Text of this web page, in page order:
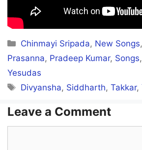
Vaarthaigal Thorkudhae
Theendalae Tharum Mozhi Neeyaa
Dhoorangal Ketkuthey
Kaadhalin Vazhithunai Neeya
Ezhuthidavaaaa…
Categories
Chinmayi Sripada, New Songs,
Prasanna, Pradeep Kumar, Songs,
Yesudas
Tags
Divyansha, Siddharth,Takkar,
Leave a Comment